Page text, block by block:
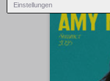
Einstellungen